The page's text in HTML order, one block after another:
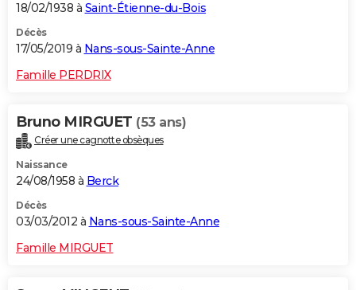
18/02/1938 à Saint-Étienne-du-Bois
Décès
17/05/2019 à Nans-sous-Sainte-Anne
Famille PERDRIX
Bruno MIRGUET (53 ans)
Créer une cagnotte obsèques
Naissance
24/08/1958 à Berck
Décès
03/03/2012 à Nans-sous-Sainte-Anne
Famille MIRGUET